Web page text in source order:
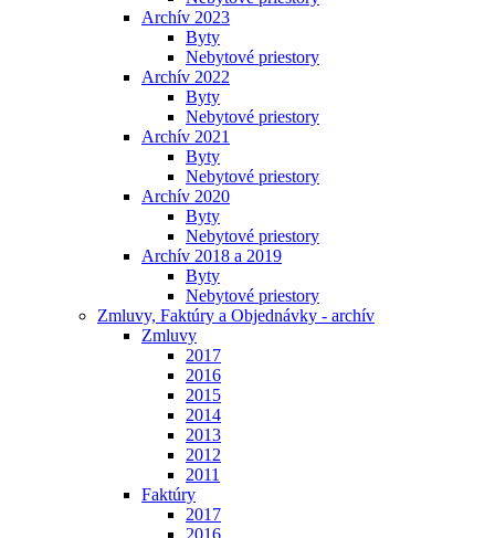
Archív 2023
Byty
Nebytové priestory
Archív 2022
Byty
Nebytové priestory
Archív 2021
Byty
Nebytové priestory
Archív 2020
Byty
Nebytové priestory
Archív 2018 a 2019
Byty
Nebytové priestory
Zmluvy, Faktúry a Objednávky - archív
Zmluvy
2017
2016
2015
2014
2013
2012
2011
Faktúry
2017
2016